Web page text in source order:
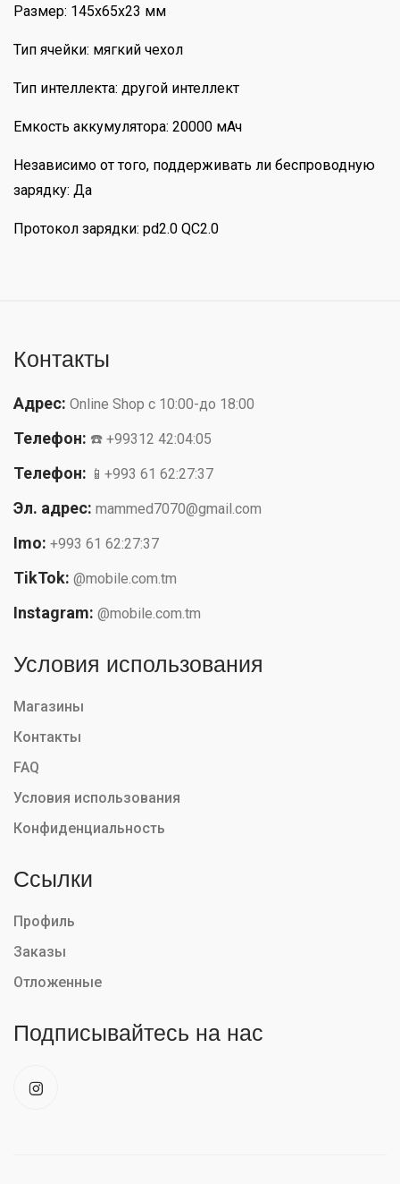
Размер: 145x65x23 мм
Тип ячейки: мягкий чехол
Тип интеллекта: другой интеллект
Емкость аккумулятора: 20000 мАч
Независимо от того, поддерживать ли беспроводную
зарядку: Да
Протокол зарядки: pd2.0 QC2.0
Контакты
Адрес: Online Shop с 10:00-до 18:00
Телефон: ☎️ +99312 42:04:05
Телефон: 📱+993 61 62:27:37
Эл. адрес: mammed7070@gmail.com
Imo: +993 61 62:27:37
TikTok: @mobile.com.tm
Instagram: @mobile.com.tm
Условия использования
Магазины
Контакты
FAQ
Условия использования
Конфиденциальность
Ссылки
Профиль
Заказы
Отложенные
Подписывайтесь на нас